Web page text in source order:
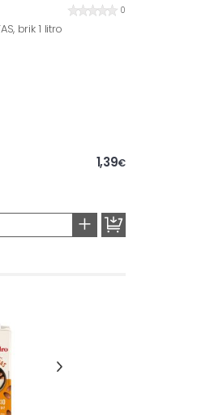
0
brik 1 litro
1,39€
+